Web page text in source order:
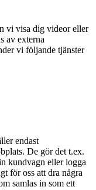
vi visa dig videor eller
av externa
vi följande tjänster
endast
De gör det t.ex.
kundvagn eller logga
för oss att dra några
samlas in som ett